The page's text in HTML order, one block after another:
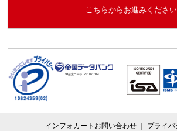
こちらからお進みください
TDB企業コード:261070114
インフォカートお問い合わせ
プライ